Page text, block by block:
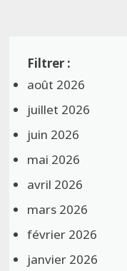
août 2026
juillet 2026
juin 2026
mai 2026
avril 2026
mars 2026
février 2026
janvier 2026